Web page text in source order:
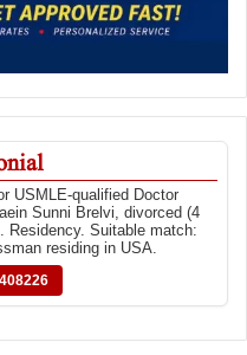
USMLE-qualified Doctor
Sunni Brelvi, divorced (4
Residency. Suitable match:
residing in USA.